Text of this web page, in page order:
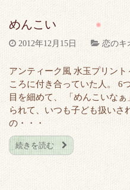
めんこい
2012年12月15日 恋のキ
アンティーク風 水玉プリン
ころに付き合っていた人。 6
目を細めて、 「めんこいな
られて、いつも子ども扱いさ
の・・・
続きを読む